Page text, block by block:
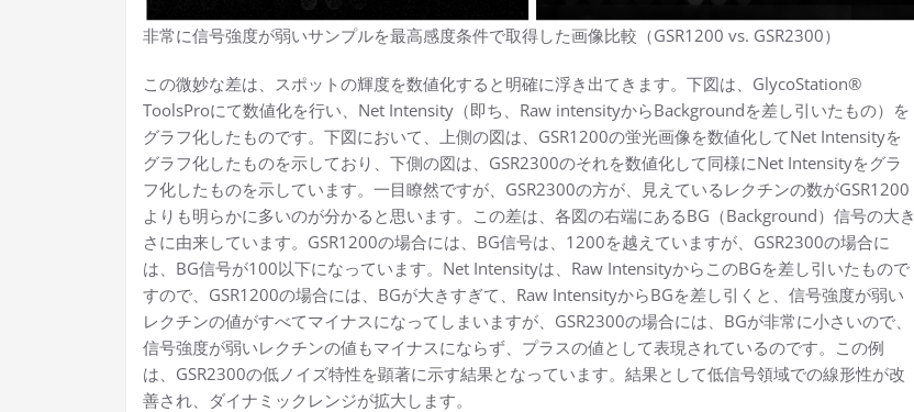
非常に信号強度が弱いサンプルを最高感度条件で取得した画像比較（GSR1200 vs. GSR2300）
この微妙な差は、スポットの輝度を数値化すると明確に浮き出てきます。下図は、GlycoStation®
ToolsProにて数値化を行い、Net Intensity（即ち、Raw intensityからBackgroundを差し引いたもの）を
グラフ化したものです。下図において、上側の図は、GSR1200の蛍光画像を数値化してNet Intensityを
グラフ化したものを示しており、下側の図は、GSR2300のそれを数値化して同様にNet Intensityをグラ
フ化したものを示しています。一目瞭然ですが、GSR2300の方が、見えているレクチンの数がGSR1200
よりも明らかに多いのが分かると思います。この差は、各図の右端にあるBG（Background）信号の大き
さに由来しています。GSR1200の場合には、BG信号は、1200を越えていますが、GSR2300の場合に
は、BG信号が100以下になっています。Net Intensityは、Raw IntensityからこのBGを差し引いたもので
すので、GSR1200の場合には、BGが大きすぎて、Raw IntensityからBGを差し引くと、信号強度が弱い
レクチンの値がすべてマイナスになってしまいますが、GSR2300の場合には、BGが非常に小さいので、
信号強度が弱いレクチンの値もマイナスにならず、プラスの値として表現されているのです。この例
は、GSR2300の低ノイズ特性を顕著に示す結果となっています。結果として低信号領域での線形性が改
善され、ダイナミックレンジが拡大します。